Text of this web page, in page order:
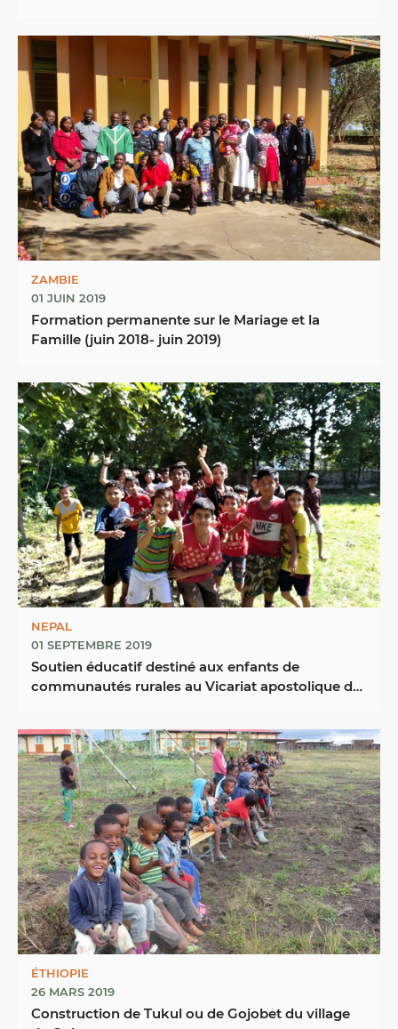
ZAMBIE
01 JUIN 2019
Formation permanente sur le Mariage et la
Famille (juin 2018- juin 2019)
NEPAL
01 SEPTEMBRE 2019
Soutien éducatif destiné aux enfants de
communautés rurales au Vicariat apostolique du
ÉTHIOPIE
26 MARS 2019
Construction de Tukul ou de Gojobet du village